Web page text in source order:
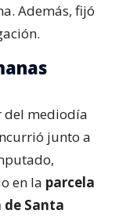
Además, fijó
del mediodía
junto a
en la parcela
de Santa